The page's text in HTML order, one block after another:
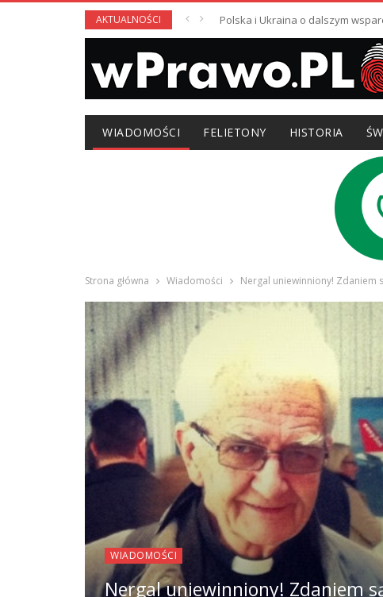
AKTUALNOŚCI Polska i Ukraina o dalszym
WIADOMOŚCI FELIETONY HISTORIA
Strona główna Wiadomości Nergal uniewinniony! Zdaniem
WIADOMOŚCI
Nergal uniewinniony! Zdaniem